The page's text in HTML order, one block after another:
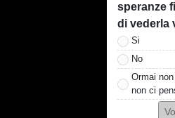
speranze
di vederla
Si
No
Ormai
non ci